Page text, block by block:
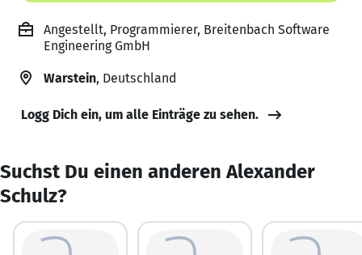
Angestellt, Programmierer, Breitenbach Software
Engineering GmbH
Warstein, Deutschland
Logg Dich ein, um alle Einträge zu sehen.
Suchst Du einen anderen Alexander
Schulz?